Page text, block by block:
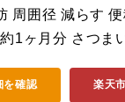
周囲径 減らす
1ヶ月分 さつま
を確認 楽天